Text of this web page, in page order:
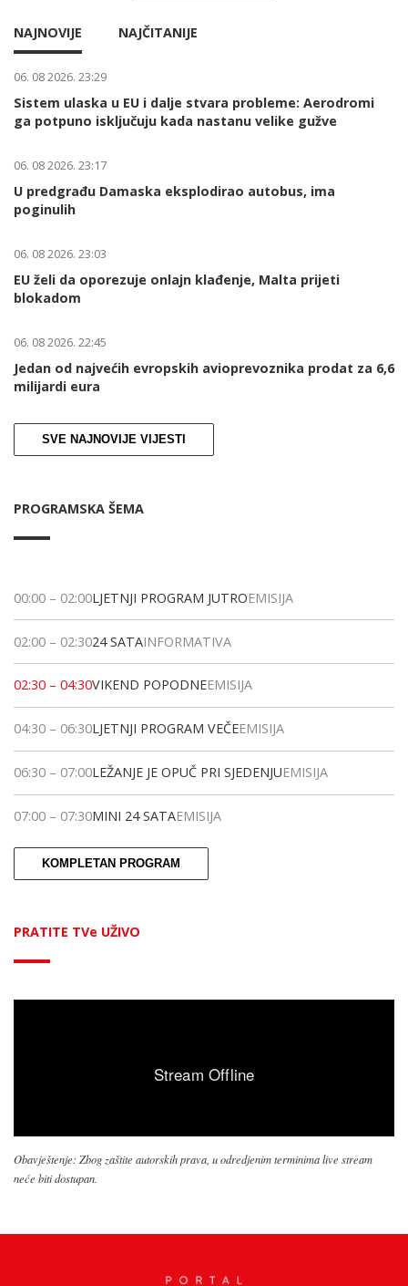
NAJNOVIJE NAJČITANIJE
06. 08 2026. 23:29
Sistem ulaska u EU i dalje stvara probleme: Aerodromi
ga potpuno isključuju kada nastanu velike gužve
06. 08 2026. 23:17
U predgrađu Damaska eksplodirao autobus, ima
poginulih
06. 08 2026. 23:03
EU želi da oporezuje onlajn klađenje, Malta prijeti
blokadom
06. 08 2026. 22:45
Jedan od najvećih evropskih avioprevoznika prodat za 6,6
milijardi eura
SVE NAJNOVIJE VIJESTI
PROGRAMSKA ŠEMA
00:00 – 02:00LJETNJI PROGRAM JUTROEMISIJA
02:00 – 02:3024 SATAINFORMATIVA
02:30 – 04:30VIKEND POPODNEEMISIJA
04:30 – 06:30LJETNJI PROGRAM VEČEEMISIJA
06:30 – 07:00LEŽANJE JE OPUČ PRI SJEDENJUEMISIJA
07:00 – 07:30MINI 24 SATAEMISIJA
KOMPLETAN PROGRAM
PRATITE TVe UŽIVO
Obavještenje: Zbog zaštite autorskih prava, u odredjenim terminima live stream
neće biti dostupan.